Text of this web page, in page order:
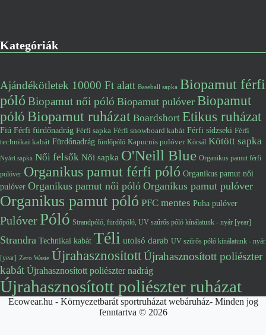
Kategóriák
Ajándékötletek 10000 Ft alatt Baseball sapka Biopamut férfi
póló Biopamut női póló Biopamut pulóver Biopamut
pólóBiopamut ruházat Boardshort Etikus ruházat
Fiú Férfi fürdőnadrág Férfi sapka Férfi snowboard kabát Férfi sídzseki Férfi
technikai kabát Fürdőnadrág fürdőpóló Kapucnis pulóver Körsál Kötött sapka
Nyári sapka Női felsők Női sapka O'Neill Blue Organikus pamut férfi
pulóver Organikus pamut férfi póló Organikus pamut női
pulóver Organikus pamut női póló Organikus pamut pulóver
Organikus pamut póló PFC mentes Puha pulóver
PulóverPóló Strandpóló, fürdőpóló, UV szűrős póló kínálatunk - nyár [year]
Strandra Technikai kabát Téli utolsó darab UV szűrős póló kínálatunk - nyár
[year] Zero Waste ÚjrahasznosítottÚjrahasznosított poliészter
kabát Újrahasznosított poliészter nadrág
Újrahasznosított poliészter ruházat
Ecowear.hu - Környezetbarát sportruházat webáruház- Minden jog
fenntartva © 2026